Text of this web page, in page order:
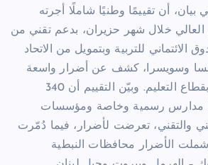
أن تقييمًا وطنيًا شاملًا أجرته
العالي خلال شهر حزيران، بدعم تقني من
الائتماني للتربية وبتمويل من الاتحاد
وسويسرا، كشف عن أضرار واسعة
وغير مسبوقة لحقت بقطاع التعليم. وبيّن التقييم أن 340
مدارس رسمية وخاصة ومؤسسات
والتقني، تعرضت لأضرار، فيما دُمّرت
وشملت الأضرار محافظات النبطية